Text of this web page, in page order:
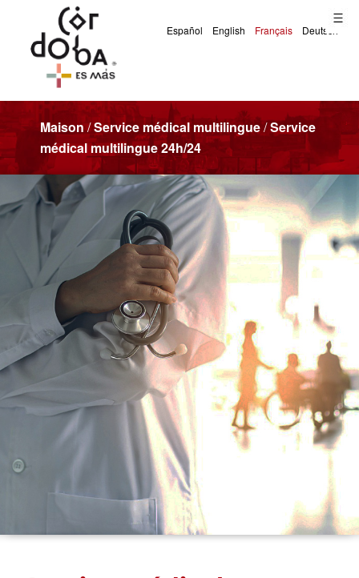
Maison/Service médical multilingue/Service
médical multilingue 24h/24